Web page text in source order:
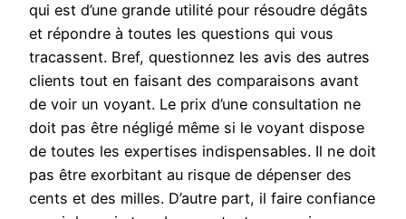
qui est d’une grande utilité pour résoudre dégâts
et répondre à toutes les questions qui vous
tracassent. Bref, questionnez les avis des autres
clients tout en faisant des comparaisons avant
de voir un voyant. Le prix d’une consultation ne
doit pas être négligé même si le voyant dispose
de toutes les expertises indispensables. Il ne doit
pas être exorbitant au risque de dépenser des
cents et des milles. D’autre part, il faire confiance